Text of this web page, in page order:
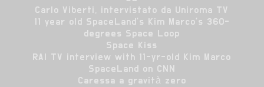
Carlo Viberti, intervistato da Uniroma TV
11 year old SpaceLand's Kim Marco's 360-
degrees Space Loop
Space Kiss
RAI TV interview with 11-yr-old Kim Marco
SpaceLand on CNN
Caressa a gravità zero